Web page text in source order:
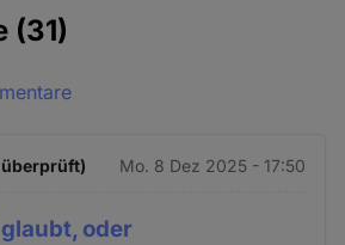
(31)
Mo. 8 Dez 2025 - 17:50
oder